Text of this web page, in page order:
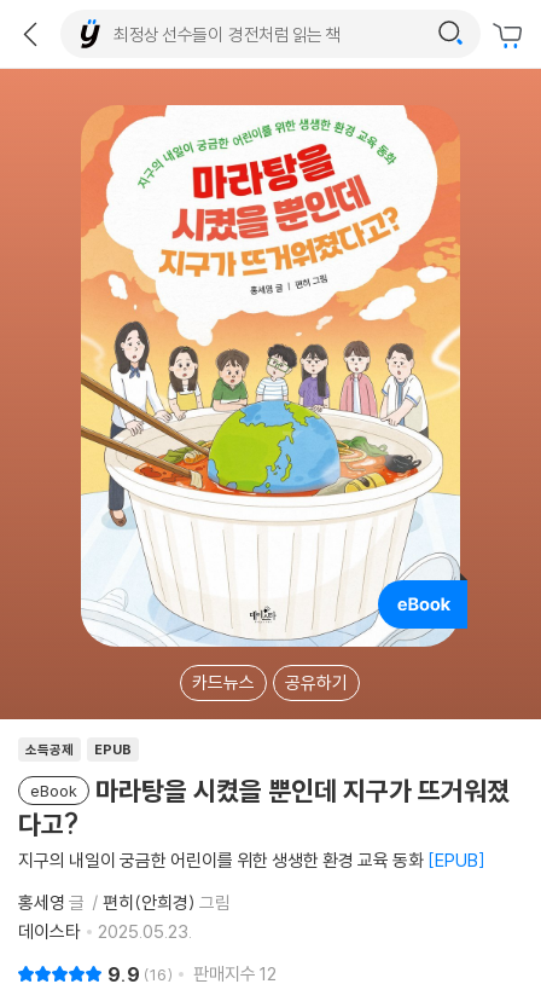
카드뉴스 공유하기
소득공제 EPUB
eBook
마라탕을 시켰을 뿐인데 지구가 뜨거워졌
다고?
지구의 내일이 궁금한 어린이를 위한 생생한 환경 교육 동화 EPUB
홍세영 글 편히(안희경) 그림
데이스타
2025.05.23.
9.9 16 판매지수 12